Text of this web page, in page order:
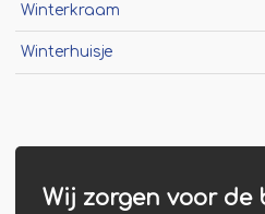
Winterkraam
Winterhuisje
Wij zorgen voor de